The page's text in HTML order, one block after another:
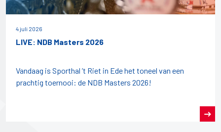
4 juli 2026
LIVE: NDB Masters 2026
Vandaag is Sporthal ’t Riet in Ede het toneel van een
prachtig toernooi: de NDB Masters 2026!